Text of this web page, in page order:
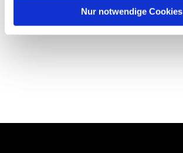
Nur notwendige Cookies